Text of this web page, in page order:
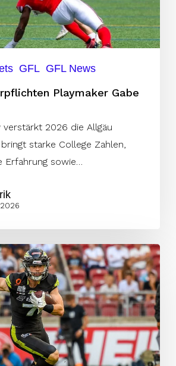
GFL GFL News
Playmaker Gabe
verstärkt 2026 die Allgäu
starke College Zahlen,
Erfahrung sowie…